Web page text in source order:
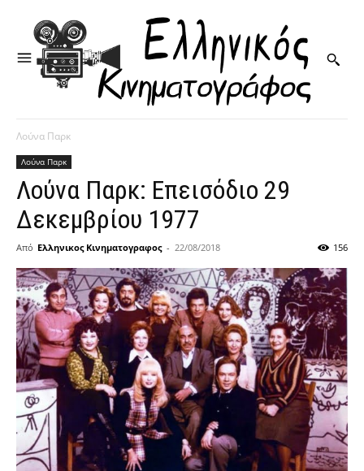
Λούνα Παρκ
Λούνα Παρκ
Λούνα Παρκ: Επεισόδιο 29
Δεκεμβρίου 1977
Από Ελληνικος Κινηματογραφος - 22/08/2018 156